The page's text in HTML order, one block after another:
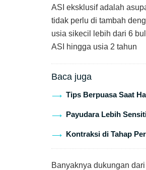
ASI eksklusif adalah
tidak perlu di tambah
usia sikecil lebih dari 6
ASI hingga usia 2 tahun
Baca juga
Tips Berpuasa Saat
Payudara Lebih
Kontraksi di Tahap
Banyaknya dukungan